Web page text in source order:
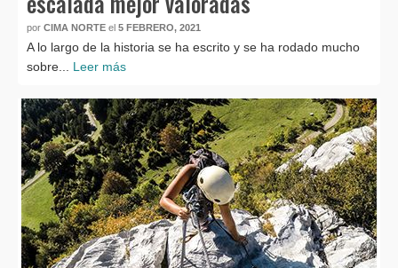
por CIMA NORTE el 5 FEBRERO, 2021
A lo largo de la historia se ha escrito y se ha rodado mucho
sobre... Leer más